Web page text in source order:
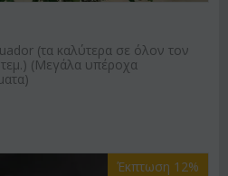
(τα καλύτερα σε όλον τον
(Μεγάλα υπέροχα
Έκπτωση 12%